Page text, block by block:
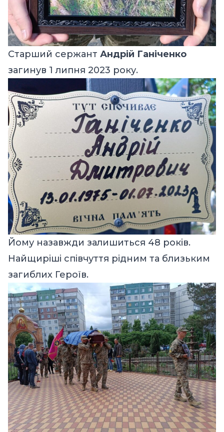
Старший сержант Андрій Ганіченко
загинув 1 липня 2023 року.
Йому назавжди залишиться 48 років.
Найщиріші співчуття рідним та близьким
загиблих Героїв.